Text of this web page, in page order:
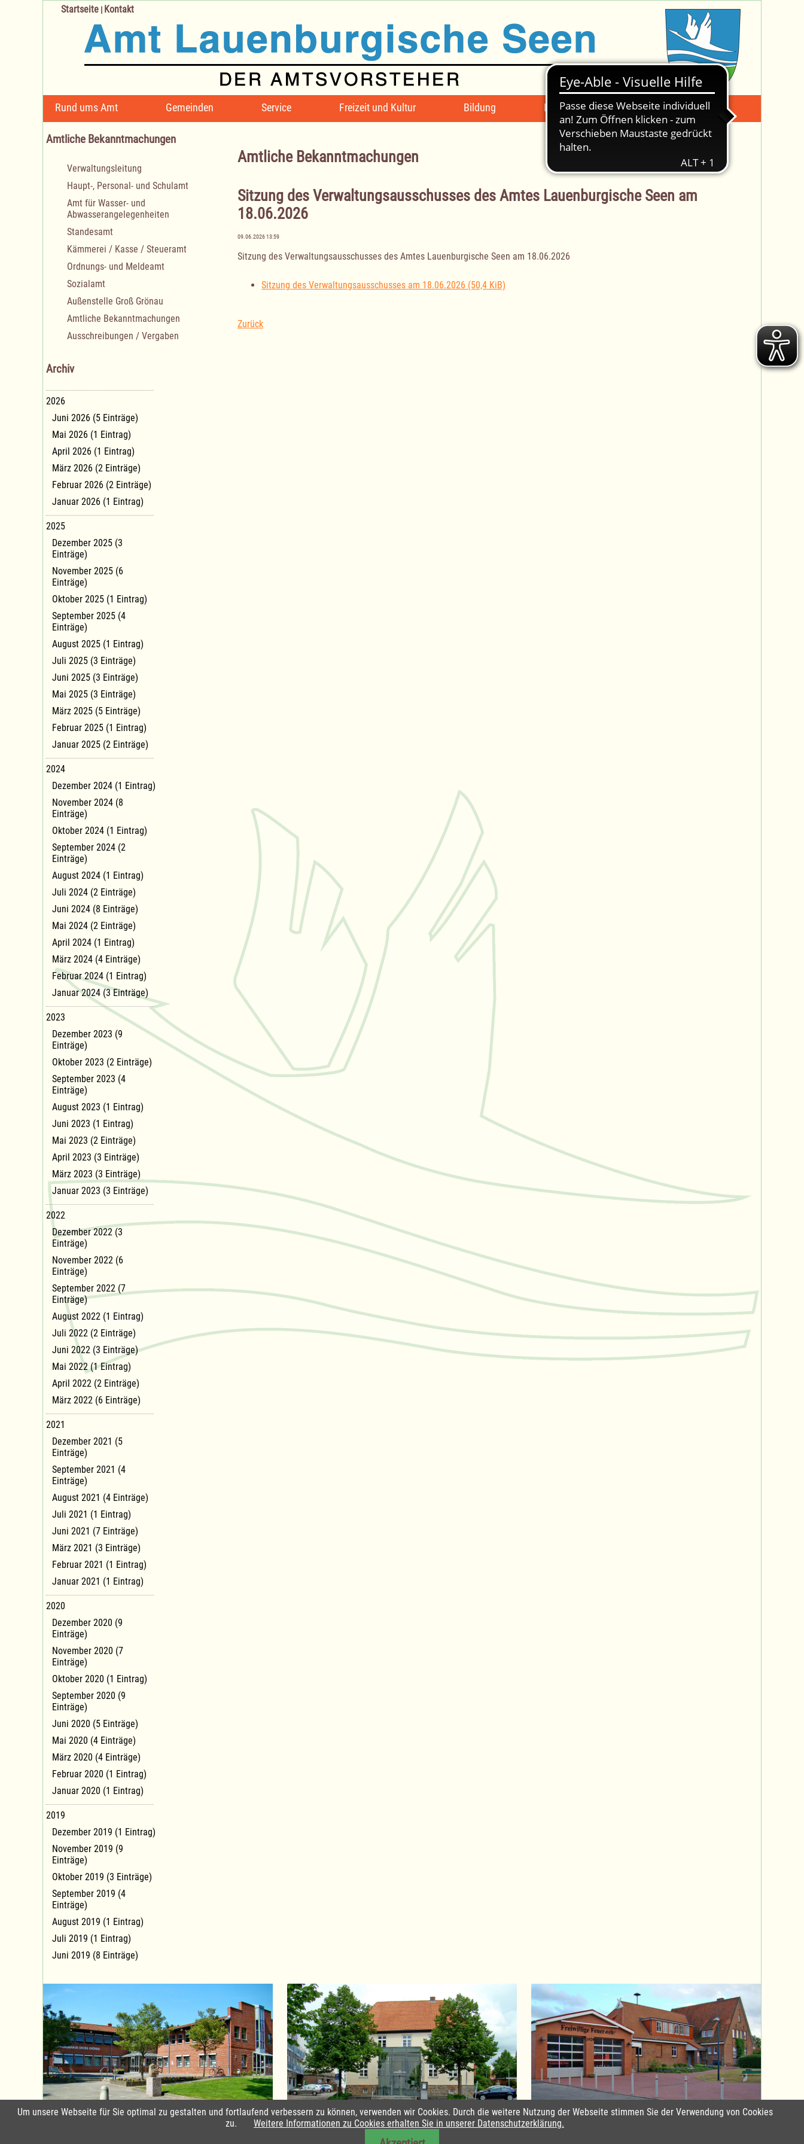
Navigation
überspringen
Rund ums Amt Gemeinden Service Freizeit und Kultur Bildung Mängelmeldung Suche -
Startseite | Kontakt
Amtliche Bekanntmachungen
Sitzung des Verwaltungsausschusses des Amtes Lauenburgische Seen am
18.06.2026
09.06.2026 13:59
Sitzung des Verwaltungsausschusses des Amtes Lauenburgische Seen am 18.06.2026
Sitzung des Verwaltungsausschusses am 18.06.2026 (50,4 KiB)
Zurück
Amtliche Bekanntmachungen
Navigation
überspringen
Verwaltungsleitung
Haupt-, Personal- und Schulamt
Amt für Wasser- und
Abwasserangelegenheiten
Standesamt
Kämmerei / Kasse / Steueramt
Ordnungs- und Meldeamt
Sozialamt
Außenstelle Groß Grönau
Amtliche Bekanntmachungen
Ausschreibungen / Vergaben
Archiv
2026
Juni 2026 (5 Einträge)
Mai 2026 (1 Eintrag)
April 2026 (1 Eintrag)
März 2026 (2 Einträge)
Februar 2026 (2 Einträge)
Januar 2026 (1 Eintrag)
2025
Dezember 2025 (3
Einträge)
November 2025 (6
Einträge)
Oktober 2025 (1 Eintrag)
September 2025 (4
Einträge)
August 2025 (1 Eintrag)
Juli 2025 (3 Einträge)
Juni 2025 (3 Einträge)
Mai 2025 (3 Einträge)
März 2025 (5 Einträge)
Februar 2025 (1 Eintrag)
Januar 2025 (2 Einträge)
2024
Dezember 2024 (1 Eintrag)
November 2024 (8
Einträge)
Oktober 2024 (1 Eintrag)
September 2024 (2
Einträge)
August 2024 (1 Eintrag)
Juli 2024 (2 Einträge)
Juni 2024 (8 Einträge)
Mai 2024 (2 Einträge)
April 2024 (1 Eintrag)
März 2024 (4 Einträge)
Februar 2024 (1 Eintrag)
Januar 2024 (3 Einträge)
2023
Dezember 2023 (9
Einträge)
Oktober 2023 (2 Einträge)
September 2023 (4
Einträge)
August 2023 (1 Eintrag)
Juni 2023 (1 Eintrag)
Mai 2023 (2 Einträge)
April 2023 (3 Einträge)
März 2023 (3 Einträge)
Januar 2023 (3 Einträge)
2022
Dezember 2022 (3
Einträge)
November 2022 (6
Einträge)
September 2022 (7
Einträge)
August 2022 (1 Eintrag)
Juli 2022 (2 Einträge)
Juni 2022 (3 Einträge)
Mai 2022 (1 Eintrag)
April 2022 (2 Einträge)
März 2022 (6 Einträge)
2021
Dezember 2021 (5
Einträge)
September 2021 (4
Einträge)
August 2021 (4 Einträge)
Juli 2021 (1 Eintrag)
Juni 2021 (7 Einträge)
März 2021 (3 Einträge)
Februar 2021 (1 Eintrag)
Januar 2021 (1 Eintrag)
2020
Dezember 2020 (9
Einträge)
November 2020 (7
Einträge)
Oktober 2020 (1 Eintrag)
September 2020 (9
Einträge)
Juni 2020 (5 Einträge)
Mai 2020 (4 Einträge)
März 2020 (4 Einträge)
Februar 2020 (1 Eintrag)
Januar 2020 (1 Eintrag)
2019
Dezember 2019 (1 Eintrag)
November 2019 (9
Einträge)
Oktober 2019 (3 Einträge)
September 2019 (4
Einträge)
August 2019 (1 Eintrag)
Juli 2019 (1 Eintrag)
Juni 2019 (8 Einträge)
Standort Groß Grönau Amtsverwaltung Lauenburgische Seen Standort Sterley
Um unsere Webseite für Sie optimal zu gestalten und fortlaufend verbessern zu können, verwenden wir Cookies. Durch die weitere Nutzung der Webseite stimmen Sie der Verwendung von Cookies
zu.
Weitere Informationen zu Cookies erhalten Sie in unserer Datenschutzerklärung.